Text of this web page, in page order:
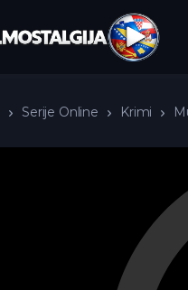
Serije Online Krimi